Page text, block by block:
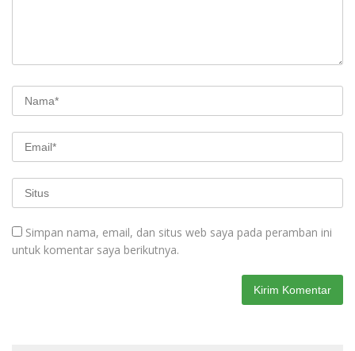
Simpan nama, email, dan situs web saya pada peramban ini
untuk komentar saya berikutnya.